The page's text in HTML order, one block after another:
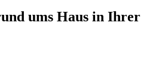
ums Haus in Ihrer